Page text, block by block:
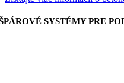
SYSTÉMY PRE